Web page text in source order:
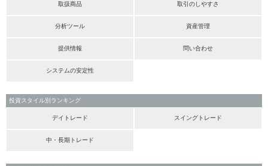
取扱商品 取引のしやすさ
分析ツール 資産管理
提供情報 問い合わせ
システムの安定性
投資スタイル別ランキング
デイトレード スイングトレード
中・長期トレード